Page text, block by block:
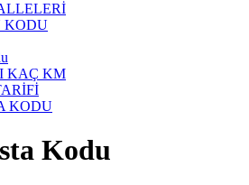
KODU
KAÇ KM
KODU
Kodu